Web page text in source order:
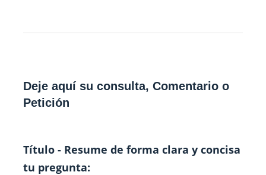
Deje aquí su consulta, Comentario o
Petición
Título - Resume de forma clara y concisa
tu pregunta: